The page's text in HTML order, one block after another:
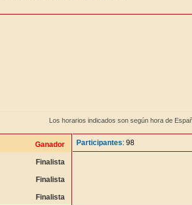
Los horarios indicados son según hora de
Ganador
Finalista
Finalista
Finalista
Participantes: 98